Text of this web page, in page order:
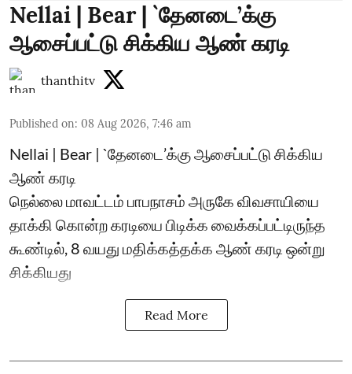
Nellai | Bear | `தேனடை’க்கு
ஆசைப்பட்டு சிக்கிய ஆண் கரடி
thanthitv
Published on: 08 Aug 2026, 7:46 am
Nellai | Bear | `தேனடை’க்கு ஆசைப்பட்டு சிக்கிய
ஆண் கரடி
நெல்லை மாவட்டம் பாபநாசம் அருகே விவசாயியை
தாக்கி கொன்ற கரடியை பிடிக்க வைக்கப்பட்டிருந்த
கூண்டில், 8 வயது மதிக்கத்தக்க ஆண் கரடி ஒன்று
சிக்கியது
Read More